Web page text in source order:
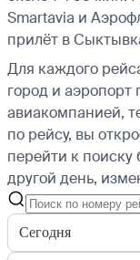
Smartavia и
прилёт в
Для каждого
город и аэропорт
авиакомпанией,
по рейсу, вы
перейти к поиску
другой день,
Сегодня